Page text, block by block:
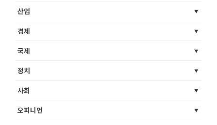
산업
경제
국제
정치
사회
오피니언